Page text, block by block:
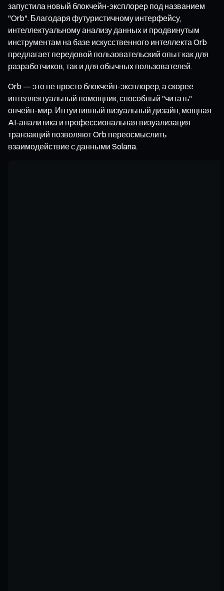
запустила новый блокчейн-эксплорер под названием
"Orb". Благодаря футуристичному интерфейсу,
интеллектуальному анализу данных и продвинутым
инструментам на базе искусственного интеллекта Orb
предлагает передовой пользовательский опыт как для
разработчиков, так и для обычных пользователей.
Orb — это не просто блокчейн-эксплорер, а скорее
интеллектуальный помощник, способный "читать"
ончейн-мир. Интуитивный визуальный дизайн, мощная
AI-аналитика и профессиональная визуализация
транзакций позволяют Orb переосмыслить
взаимодействие с данными Solana.